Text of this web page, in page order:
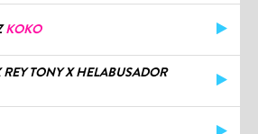
KOKO
REY TONY X HELABUSADOR